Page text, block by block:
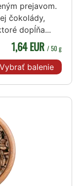
prejavom.
čokolády,
dopĺňa...
1,64 EUR / 50 g
Vybrať balenie